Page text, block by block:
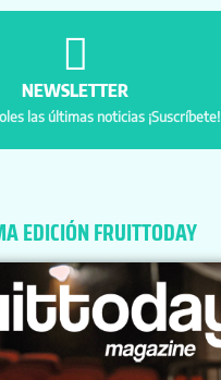
NEWSLETTER
las últimas noticias ¡Suscríbete!
EDICIÓN FRUITTODAY